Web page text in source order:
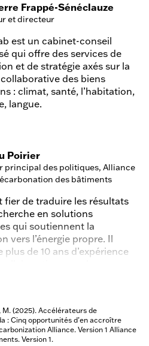
Frappé-Sénéclauze
et directeur
est un cabinet-conseil
qui offre des services de
et de stratégie axés sur la
des biens
: climat, santé, l’habitation,
langue.
Poirier
principal des politiques, Alliance
des bâtiments
fier de traduire les résultats
en solutions
qui soutiennent la
vers l’énergie propre. Il
plus de 10 ans d’expérience
les services publics
ce poste, Matt a été
chez Dunsky Energy +
et Deloitte, et a
M. (2025). Accélérateurs de
: Cinq opportunités d’en accroître
Alliance. Version 1 Alliance
Version 1.